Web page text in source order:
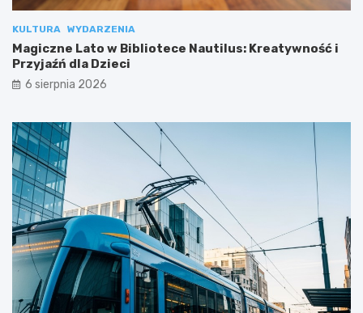
KULTURA WYDARZENIA
Magiczne Lato w Bibliotece Nautilus: Kreatywność i
Przyjaźń dla Dzieci
6 sierpnia 2026